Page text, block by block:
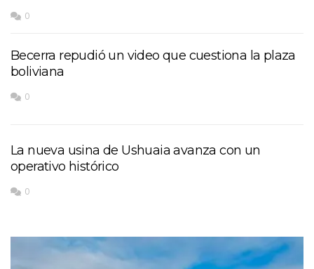
0
Becerra repudió un video que cuestiona la plaza
boliviana
0
La nueva usina de Ushuaia avanza con un
operativo histórico
0